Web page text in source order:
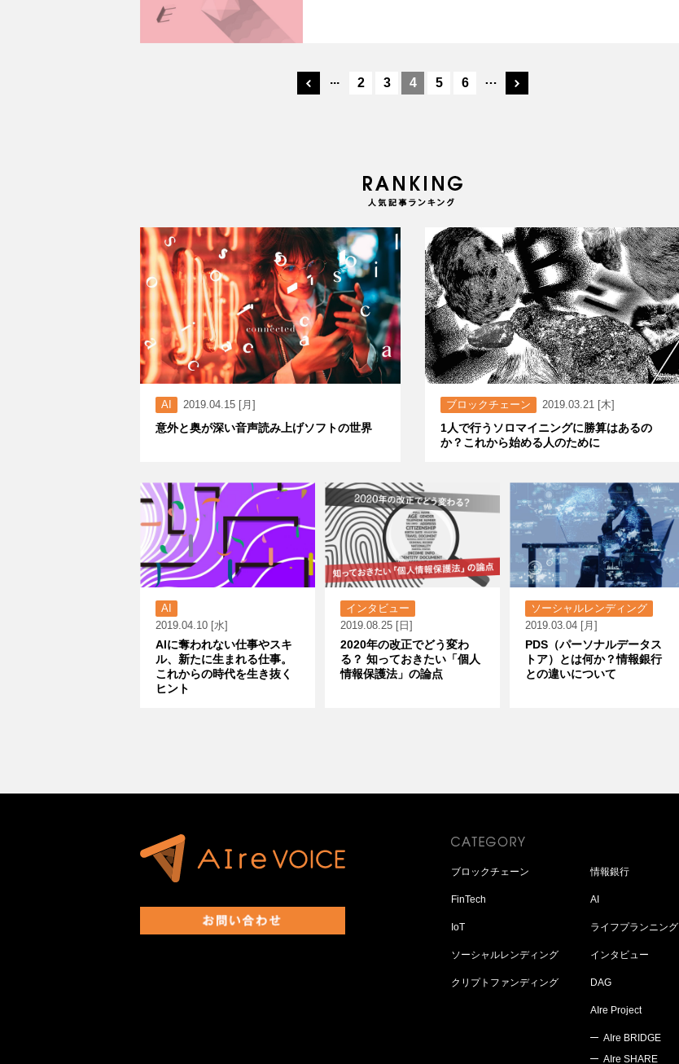
... 2 3 4 5 6 …
AI 2019.04.15 [月]
意外と奥が深い音声読み上げソフトの世界
ブロックチェーン 2019.03.21 [木]
1人で行うソロマイニングに勝算はあるの
か？これから始める人のために
AI
2019.04.10 [水]
AIに奪われない仕事やスキ
ル、新たに生まれる仕事。
これからの時代を生き抜く
ヒント
インタビュー
2019.08.25 [日]
2020年の改正でどう変わ
る？ 知っておきたい「個人
情報保護法」の論点
ソーシャルレンディング
2019.03.04 [月]
PDS（パーソナルデータス
トア）とは何か？情報銀行
との違いについて
ブロックチェーン
FinTech
IoT
ソーシャルレンディング
クリプトファンディング
情報銀行
AI
ライフプランニング
インタビュー
DAG
AIre Project
AIre BRIDGE
AIre SHARE